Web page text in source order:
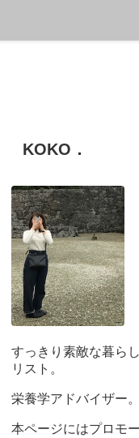
KOKO．
すっきり素敵な暮ら
リスト。
栄養学アドバイザー。
本ページにはプロモ